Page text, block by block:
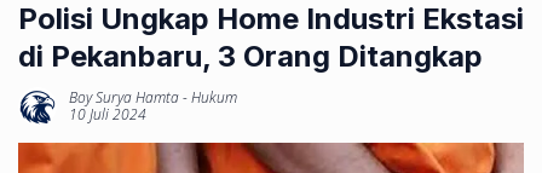
Polisi Ungkap Home Industri Ekstasi
di Pekanbaru, 3 Orang Ditangkap
Boy Surya Hamta-Hukum
10 Juli 2024